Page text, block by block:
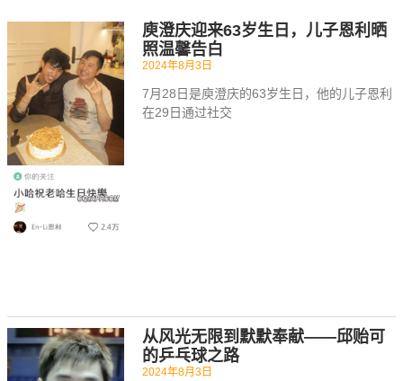
庾澄庆迎来63岁生日，儿子恩利晒
照温馨告白
2024年8月3日
7月28日是庾澄庆的63岁生日，他的儿子恩利
在29日通过社交
从风光无限到默默奉献——邱贻可
的乒乓球之路
2024年8月3日